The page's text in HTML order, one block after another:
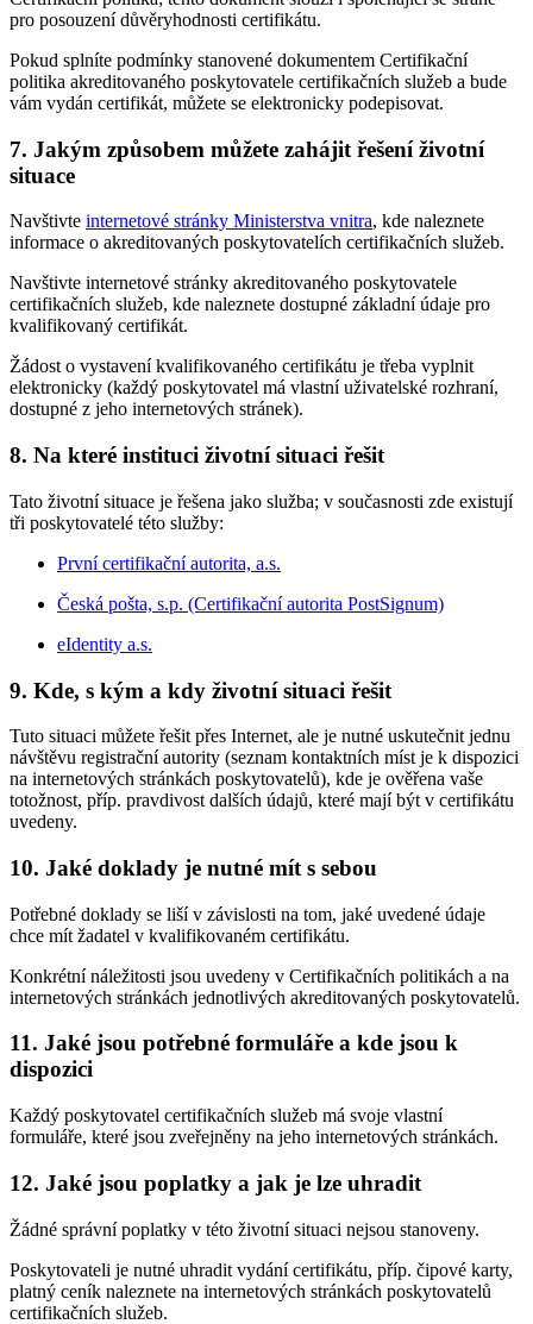
pro posouzení důvěryhodnosti certifikátu.
Pokud splníte podmínky stanovené dokumentem Certifikační
politika akreditovaného poskytovatele certifikačních služeb a bude
vám vydán certifikát, můžete se elektronicky podepisovat.
7. Jakým způsobem můžete zahájit řešení životní
situace
Navštivte internetové stránky Ministerstva vnitra, kde naleznete
informace o akreditovaných poskytovatelích certifikačních služeb.
Navštivte internetové stránky akreditovaného poskytovatele
certifikačních služeb, kde naleznete dostupné základní údaje pro
kvalifikovaný certifikát.
Žádost o vystavení kvalifikovaného certifikátu je třeba vyplnit
elektronicky (každý poskytovatel má vlastní uživatelské rozhraní,
dostupné z jeho internetových stránek).
8. Na které instituci životní situaci řešit
Tato životní situace je řešena jako služba; v současnosti zde existují
tři poskytovatelé této služby:
První certifikační autorita, a.s.
Česká pošta, s.p. (Certifikační autorita PostSignum)
eIdentity a.s.
9. Kde, s kým a kdy životní situaci řešit
Tuto situaci můžete řešit přes Internet, ale je nutné uskutečnit jednu
návštěvu registrační autority (seznam kontaktních míst je k dispozici
na internetových stránkách poskytovatelů), kde je ověřena vaše
totožnost, příp. pravdivost dalších údajů, které mají být v certifikátu
uvedeny.
10. Jaké doklady je nutné mít s sebou
Potřebné doklady se liší v závislosti na tom, jaké uvedené údaje
chce mít žadatel v kvalifikovaném certifikátu.
Konkrétní náležitosti jsou uvedeny v Certifikačních politikách a na
internetových stránkách jednotlivých akreditovaných poskytovatelů.
11. Jaké jsou potřebné formuláře a kde jsou k
dispozici
Každý poskytovatel certifikačních služeb má svoje vlastní
formuláře, které jsou zveřejněny na jeho internetových stránkách.
12. Jaké jsou poplatky a jak je lze uhradit
Žádné správní poplatky v této životní situaci nejsou stanoveny.
Poskytovateli je nutné uhradit vydání certifikátu, příp. čipové karty,
platný ceník naleznete na internetových stránkách poskytovatelů
certifikačních služeb.